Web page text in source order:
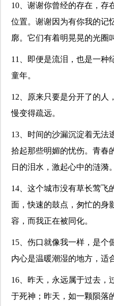
10、谢谢你曾经的存在，存
位置。谢谢因为有你我的记
廓。它们有着明晃晃的光圈
11、即便是流泪，也是一种
童年。
12、原来只要是分开了的人
慢变得疏远。
13、时间的沙漏沉淀着无法
拾起那些明媚的忧伤。青春
日的泪水，激起心中的涟漪。
14、这个城市没有草长莺飞
面，快速的鼓点，匆忙的身
容，而我正在被同化。
15、伤口就像我一样，是个
内心是温暖潮湿的地方，适
16、昨天，永远属于过去，
于死神；昨天，如一颗陨落